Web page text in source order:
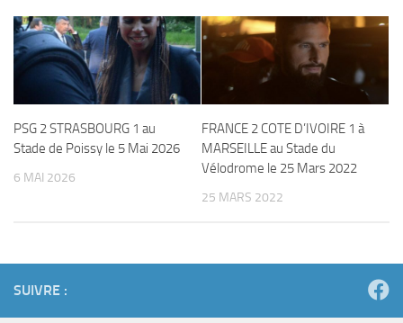
PSG 2 STRASBOURG 1 au
Stade de Poissy le 5 Mai 2026
6 MAI 2026
FRANCE 2 COTE D’IVOIRE 1 à
MARSEILLE au Stade du
Vélodrome le 25 Mars 2022
25 MARS 2022
SUIVRE :